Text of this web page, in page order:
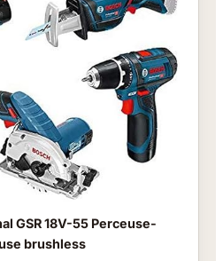
GSR 18V-55 Perceuse-
brushless